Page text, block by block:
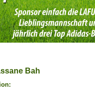
Bah